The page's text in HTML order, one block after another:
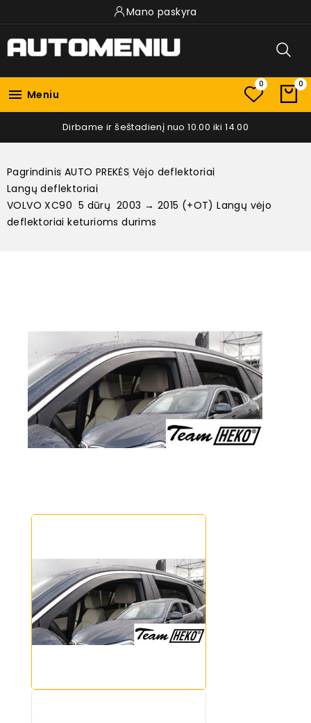
Mano paskyra
 Meniu
0 0
Dirbame ir šeštadienį nuo 10.00 iki 14.00
Pagrindinis AUTO PREKĖS Vėjo deflektoriai
Langų deflektoriai
VOLVO XC90 5 dūrų 2003 → 2015 (+OT) Langų vėjo
deflektoriai keturioms durims